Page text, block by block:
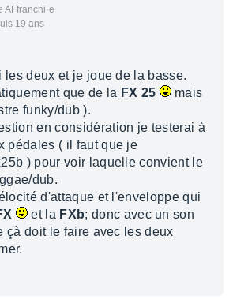
AFfranchi·e
19 ans
les deux et je joue de la basse.
que de la FX 25
mais
funky/dub ).
en considération je testerai à
pédales ( il faut que je
) pour voir laquelle convient le
dub.
d'attaque et l'enveloppe qui
et la FXb; donc avec un son
çà doit le faire avec les deux